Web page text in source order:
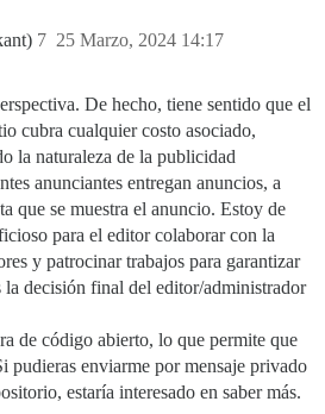
25 Marzo, 2024 14:17
7
De hecho, tiene sentido que el
cubra cualquier costo asociado,
la naturaleza de la publicidad
anunciantes entregan anuncios, a
que se muestra el anuncio. Estoy de
para el editor colaborar con la
y patrocinar trabajos para garantizar
la decisión final del editor/administrador
de código abierto, lo que permite que
pudieras enviarme por mensaje privado
estaría interesado en saber más.